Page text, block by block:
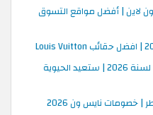
لاين | أفضل مواقع التسوق
أفضل منتجات اي هيرب للشعر لسنة 2026 | ستعيد الحيوية
نايس ون 2026